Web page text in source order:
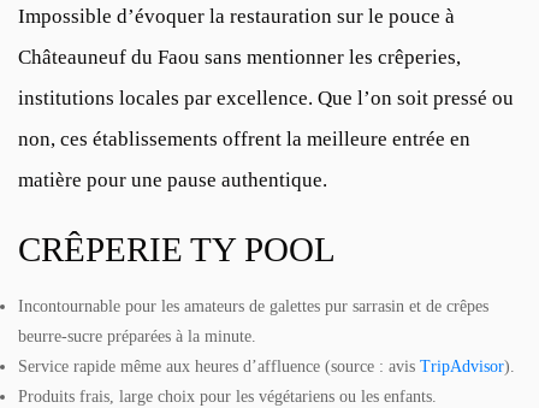
Impossible d’évoquer la restauration sur le pouce à
Châteauneuf du Faou sans mentionner les crêperies,
institutions locales par excellence. Que l’on soit pressé ou
non, ces établissements offrent la meilleure entrée en
matière pour une pause authentique.
CRÊPERIE TY POOL
Incontournable pour les amateurs de galettes pur sarrasin et de crêpes
beurre-sucre préparées à la minute.
Service rapide même aux heures d’affluence (source : avis TripAdvisor).
Produits frais, large choix pour les végétariens ou les enfants.